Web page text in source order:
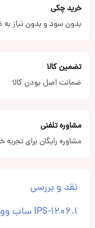
خرید چکی
بدون سود و بدون نیاز
تضمین کالا
ضمانت اصل بودن کالا
مشاوره تلفنی
مشاوره رایگان برای تجربه
نقد و بررسی
1.IPS-1206 ساب ووفر ایمپالس impulse